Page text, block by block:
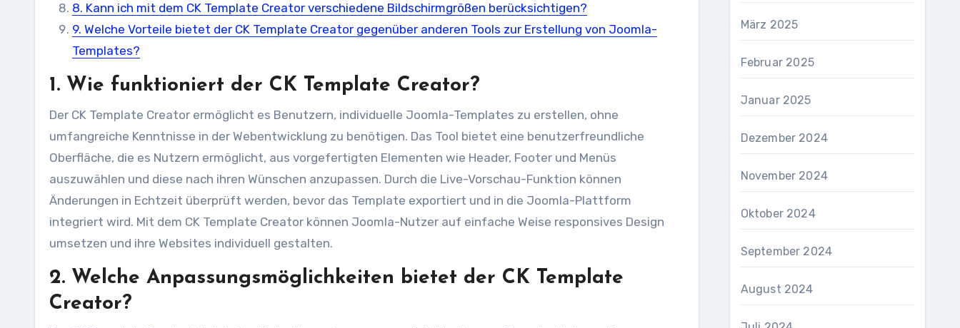
8. Kann ich mit dem CK Template Creator verschiedene Bildschirmgrößen berücksichtigen?
9. Welche Vorteile bietet der CK Template Creator gegenüber anderen Tools zur Erstellung von Joomla-
Templates?
1. Wie funktioniert der CK Template Creator?
Der CK Template Creator ermöglicht es Benutzern, individuelle Joomla-Templates zu erstellen, ohne
umfangreiche Kenntnisse in der Webentwicklung zu benötigen. Das Tool bietet eine benutzerfreundliche
Oberfläche, die es Nutzern ermöglicht, aus vorgefertigten Elementen wie Header, Footer und Menüs
auszuwählen und diese nach ihren Wünschen anzupassen. Durch die Live-Vorschau-Funktion können
Änderungen in Echtzeit überprüft werden, bevor das Template exportiert und in die Joomla-Plattform
integriert wird. Mit dem CK Template Creator können Joomla-Nutzer auf einfache Weise responsives Design
umsetzen und ihre Websites individuell gestalten.
2. Welche Anpassungsmöglichkeiten bietet der CK Template
Creator?
März 2025
Februar 2025
Januar 2025
Dezember 2024
November 2024
Oktober 2024
September 2024
August 2024